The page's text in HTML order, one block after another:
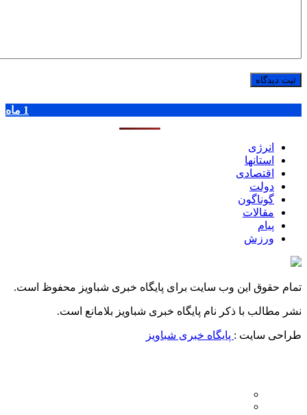
1 ماه
انرژی
استانها
اقتصادی
دولت
گوناگون
مقالات
پیام
ورزش
تمام حقوق این وب سایت برای پایگاه خبری شباویز محفوظ است.
نشر مطالب با ذکر نام پایگاه خبری شباویز بلامانع است.
طراحی سایت : پایگاه خبری شباویز